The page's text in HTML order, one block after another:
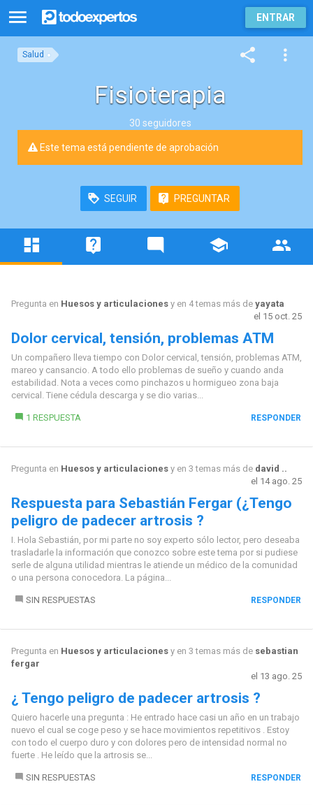
ENTRAR
Salud
Fisioterapia
30 seguidores
Este tema está pendiente de aprobación
SEGUIR PREGUNTAR
Pregunta en Huesos y articulacionesy en 4 temas más de yayata
el 15 oct. 25
Dolor cervical, tensión, problemas ATM
Un compañero lleva tiempo con Dolor cervical, tensión, problemas ATM,
mareo y cansancio. A todo ello problemas de sueño y cuando anda
estabilidad. Nota a veces como pinchazos u hormigueo zona baja
cervical. Tiene cédula descarga y se dio varias...
1 RESPUESTA RESPONDER
Pregunta en Huesos y articulacionesy en 3 temas más de david ..
el 14 ago. 25
Respuesta para Sebastián Fergar (¿Tengo
peligro de padecer artrosis ?
I. Hola Sebastián, por mi parte no soy experto sólo lector, pero deseaba
trasladarle la información que conozco sobre este tema por si pudiese
serle de alguna utilidad mientras le atiende un médico de la comunidad
o una persona conocedora. La página...
SIN RESPUESTAS RESPONDER
Pregunta en Huesos y articulacionesy en 3 temas más de sebastian
fergar
el 13 ago. 25
¿ Tengo peligro de padecer artrosis ?
Quiero hacerle una pregunta : He entrado hace casi un año en un trabajo
nuevo el cual se coge peso y se hace movimientos repetitivos . Estoy
con todo el cuerpo duro y con dolores pero de intensidad normal no
fuerte . He leído que la artrosis se...
SIN RESPUESTAS RESPONDER